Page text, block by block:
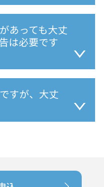
あっても大丈
は必要です
すが、大丈